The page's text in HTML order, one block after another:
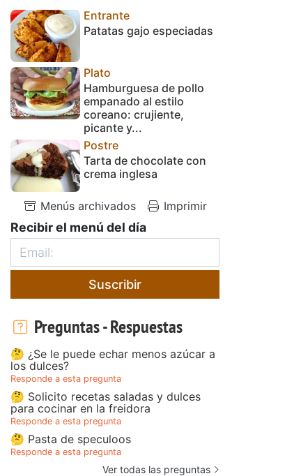
Entrante
Patatas gajo especiadas
Plato
Hamburguesa de pollo
empanado al estilo
coreano: crujiente,
picante y...
Postre
Tarta de chocolate con
crema inglesa
Menús archivados Imprimir
Recibir el menú del día
Suscribir
Preguntas - Respuestas
🤔 ¿Se le puede echar menos azúcar a
los dulces?
Responde a esta pregunta
🤔 Solicito recetas saladas y dulces
para cocinar en la freidora
Responde a esta pregunta
🤔 Pasta de speculoos
Responde a esta pregunta
Ver todas las preguntas